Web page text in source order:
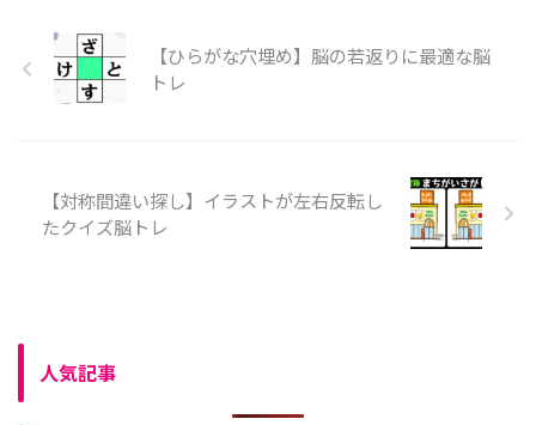
【ひらがな穴埋め】脳の若返りに最適な脳
トレ
【対称間違い探し】イラストが左右反転し
たクイズ脳トレ
人気記事